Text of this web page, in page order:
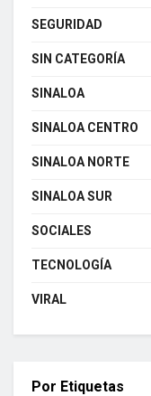
SEGURIDAD
SIN CATEGORÍA
SINALOA
SINALOA CENTRO
SINALOA NORTE
SINALOA SUR
SOCIALES
TECNOLOGÍA
VIRAL
Por Etiquetas